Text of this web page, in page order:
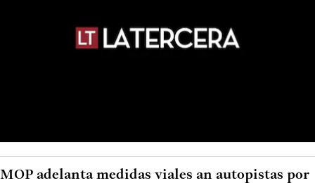
MOP adelanta medidas viales an autopistas por